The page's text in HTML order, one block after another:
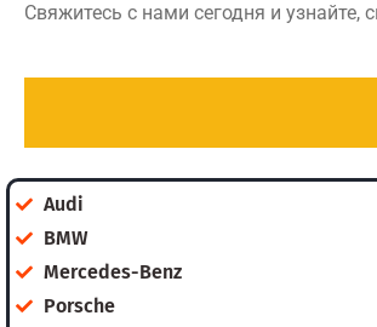
Свяжитесь с нами сегодня и
Audi
BMW
Mercedes-Benz
Porsche